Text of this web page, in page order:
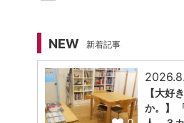
NEW 新着記事
【大好
か。】